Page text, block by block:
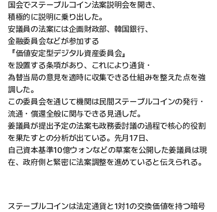
国会でステーブルコイン法案説明会を開き、
積極的に説明に乗り出した。
安議員の法案には企画財政部、韓国銀行、
金融委員会などが参加する
『価値安定型デジタル資産委員会』
を設置する条項があり、これにより通貨・
為替当局の意見を適時に収集できる仕組みを整えた点を強
調した。
この委員会を通じて機関は民間ステーブルコインの発行・
流通・償還全般に関与できる見通しだ。
姜議員が提出予定の法案も政務委討議の過程で核心的役割
を果たすとの分析が出ている。先月17日、
自己資本基準10億ウォンなどの草案を公開した姜議員は現
在、政府側と緊密に法案調整を進めていると伝えられる。
ステーブルコインは法定通貨と1対1の交換価値を持つ暗号